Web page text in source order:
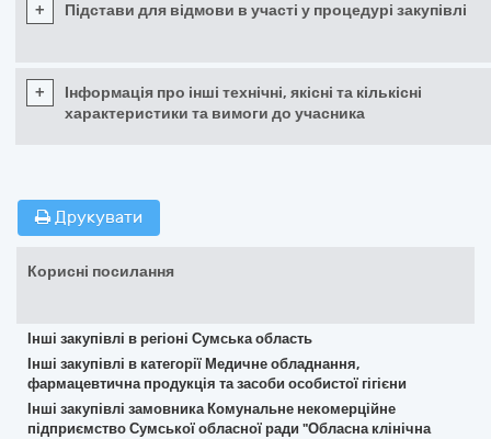
+ Підстави для відмови в участі у процедурі закупівлі
+
Інформація про інші технічні, якісні та кількісні
характеристики та вимоги до учасника
Друкувати
Корисні посилання
Інші закупівлі в регіоні Сумська область
Інші закупівлі в категорії Медичне обладнання,
фармацевтична продукція та засоби особистої гігієни
Інші закупівлі замовника Комунальне некомерційне
підприємство Сумської обласної ради "Обласна клінічна